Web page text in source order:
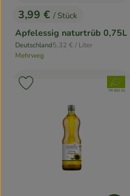
, Preis:
3,99 € / Stück
Apfelessig naturtrüb 0,75L
, Herkunft:
Deutschland, Referenzpreis:
5,32 € / Liter
Mehrweg
,
, Kontrollstelle:
FR-BIO-01
Produkt zu Favouriten